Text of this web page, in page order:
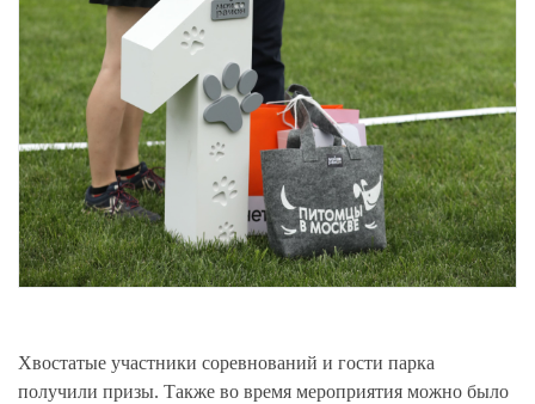
Хвостатые участники соревнований и гости парка
получили призы. Также во время мероприятия можно было